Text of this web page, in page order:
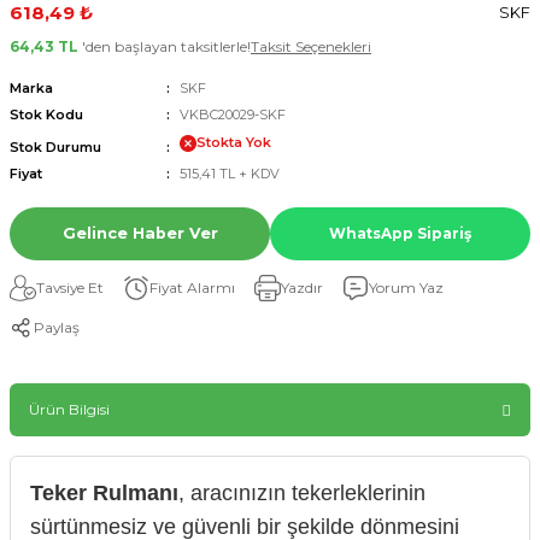
618,49 ₺
SKF
64,43 TL 'den başlayan taksitlerle!Taksit Seçenekleri
Marka
SKF
Stok Kodu
VKBC20029-SKF
Stok Durumu
Stokta Yok
Fiyat
515,41 TL + KDV
Gelince Haber Ver WhatsApp Sipariş
Tavsiye Et Fiyat Alarmı Yazdır Yorum Yaz
Paylaş
Ürün Bilgisi
Teker Rulmanı, aracınızın tekerleklerinin
sürtünmesiz ve güvenli bir şekilde dönmesini